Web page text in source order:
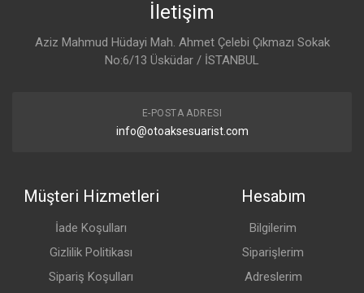
İletişim
Aziz Mahmud Hüdayi Mah. Ahmet Çelebi Çıkmazı Sokak
No:6/13 Üsküdar / İSTANBUL
E-POSTA ADRESI
info@otoaksesuarist.com
Müşteri Hizmetleri
İade Koşulları
Gizlilik Politikası
Sipariş Koşulları
Hesabım
Bilgilerim
Siparişlerim
Adreslerim